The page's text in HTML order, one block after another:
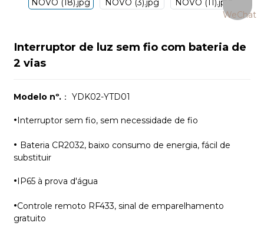
Interruptor de luz sem fio com bateria de
2 vias
Modelo nº.： YDK02-YTD01
·Interruptor sem fio, sem necessidade de fio
· Bateria CR2032, baixo consumo de energia, fácil de
substituir
·IP65 à prova d'água
·Controle remoto RF433, sinal de emparelhamento
gratuito